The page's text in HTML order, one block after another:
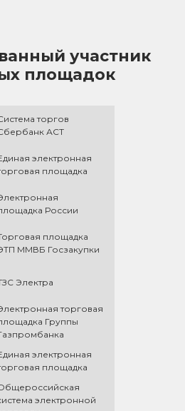
участник
площадок
торгов
АСТ
электронная
площадка
России
площадка
ММВБ Госзакупки
Электра
торговая
Группы
электронная
площадка
электронной